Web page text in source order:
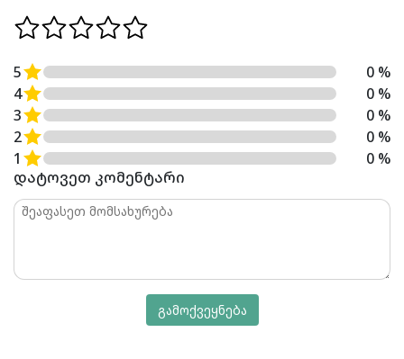
5
0 %
4
0 %
3
0 %
2
0 %
1
0 %
დატოვეთ კომენტარი
გამოქვეყნება